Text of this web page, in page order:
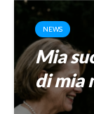
NEWS
Mia
di mia